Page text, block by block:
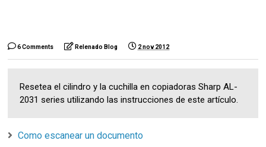
6 Comments Relenado Blog 2 nov 2012
Resetea el cilindro y la cuchilla en copiadoras Sharp AL-
2031 series utilizando las instrucciones de este artículo.
Como escanear un documento